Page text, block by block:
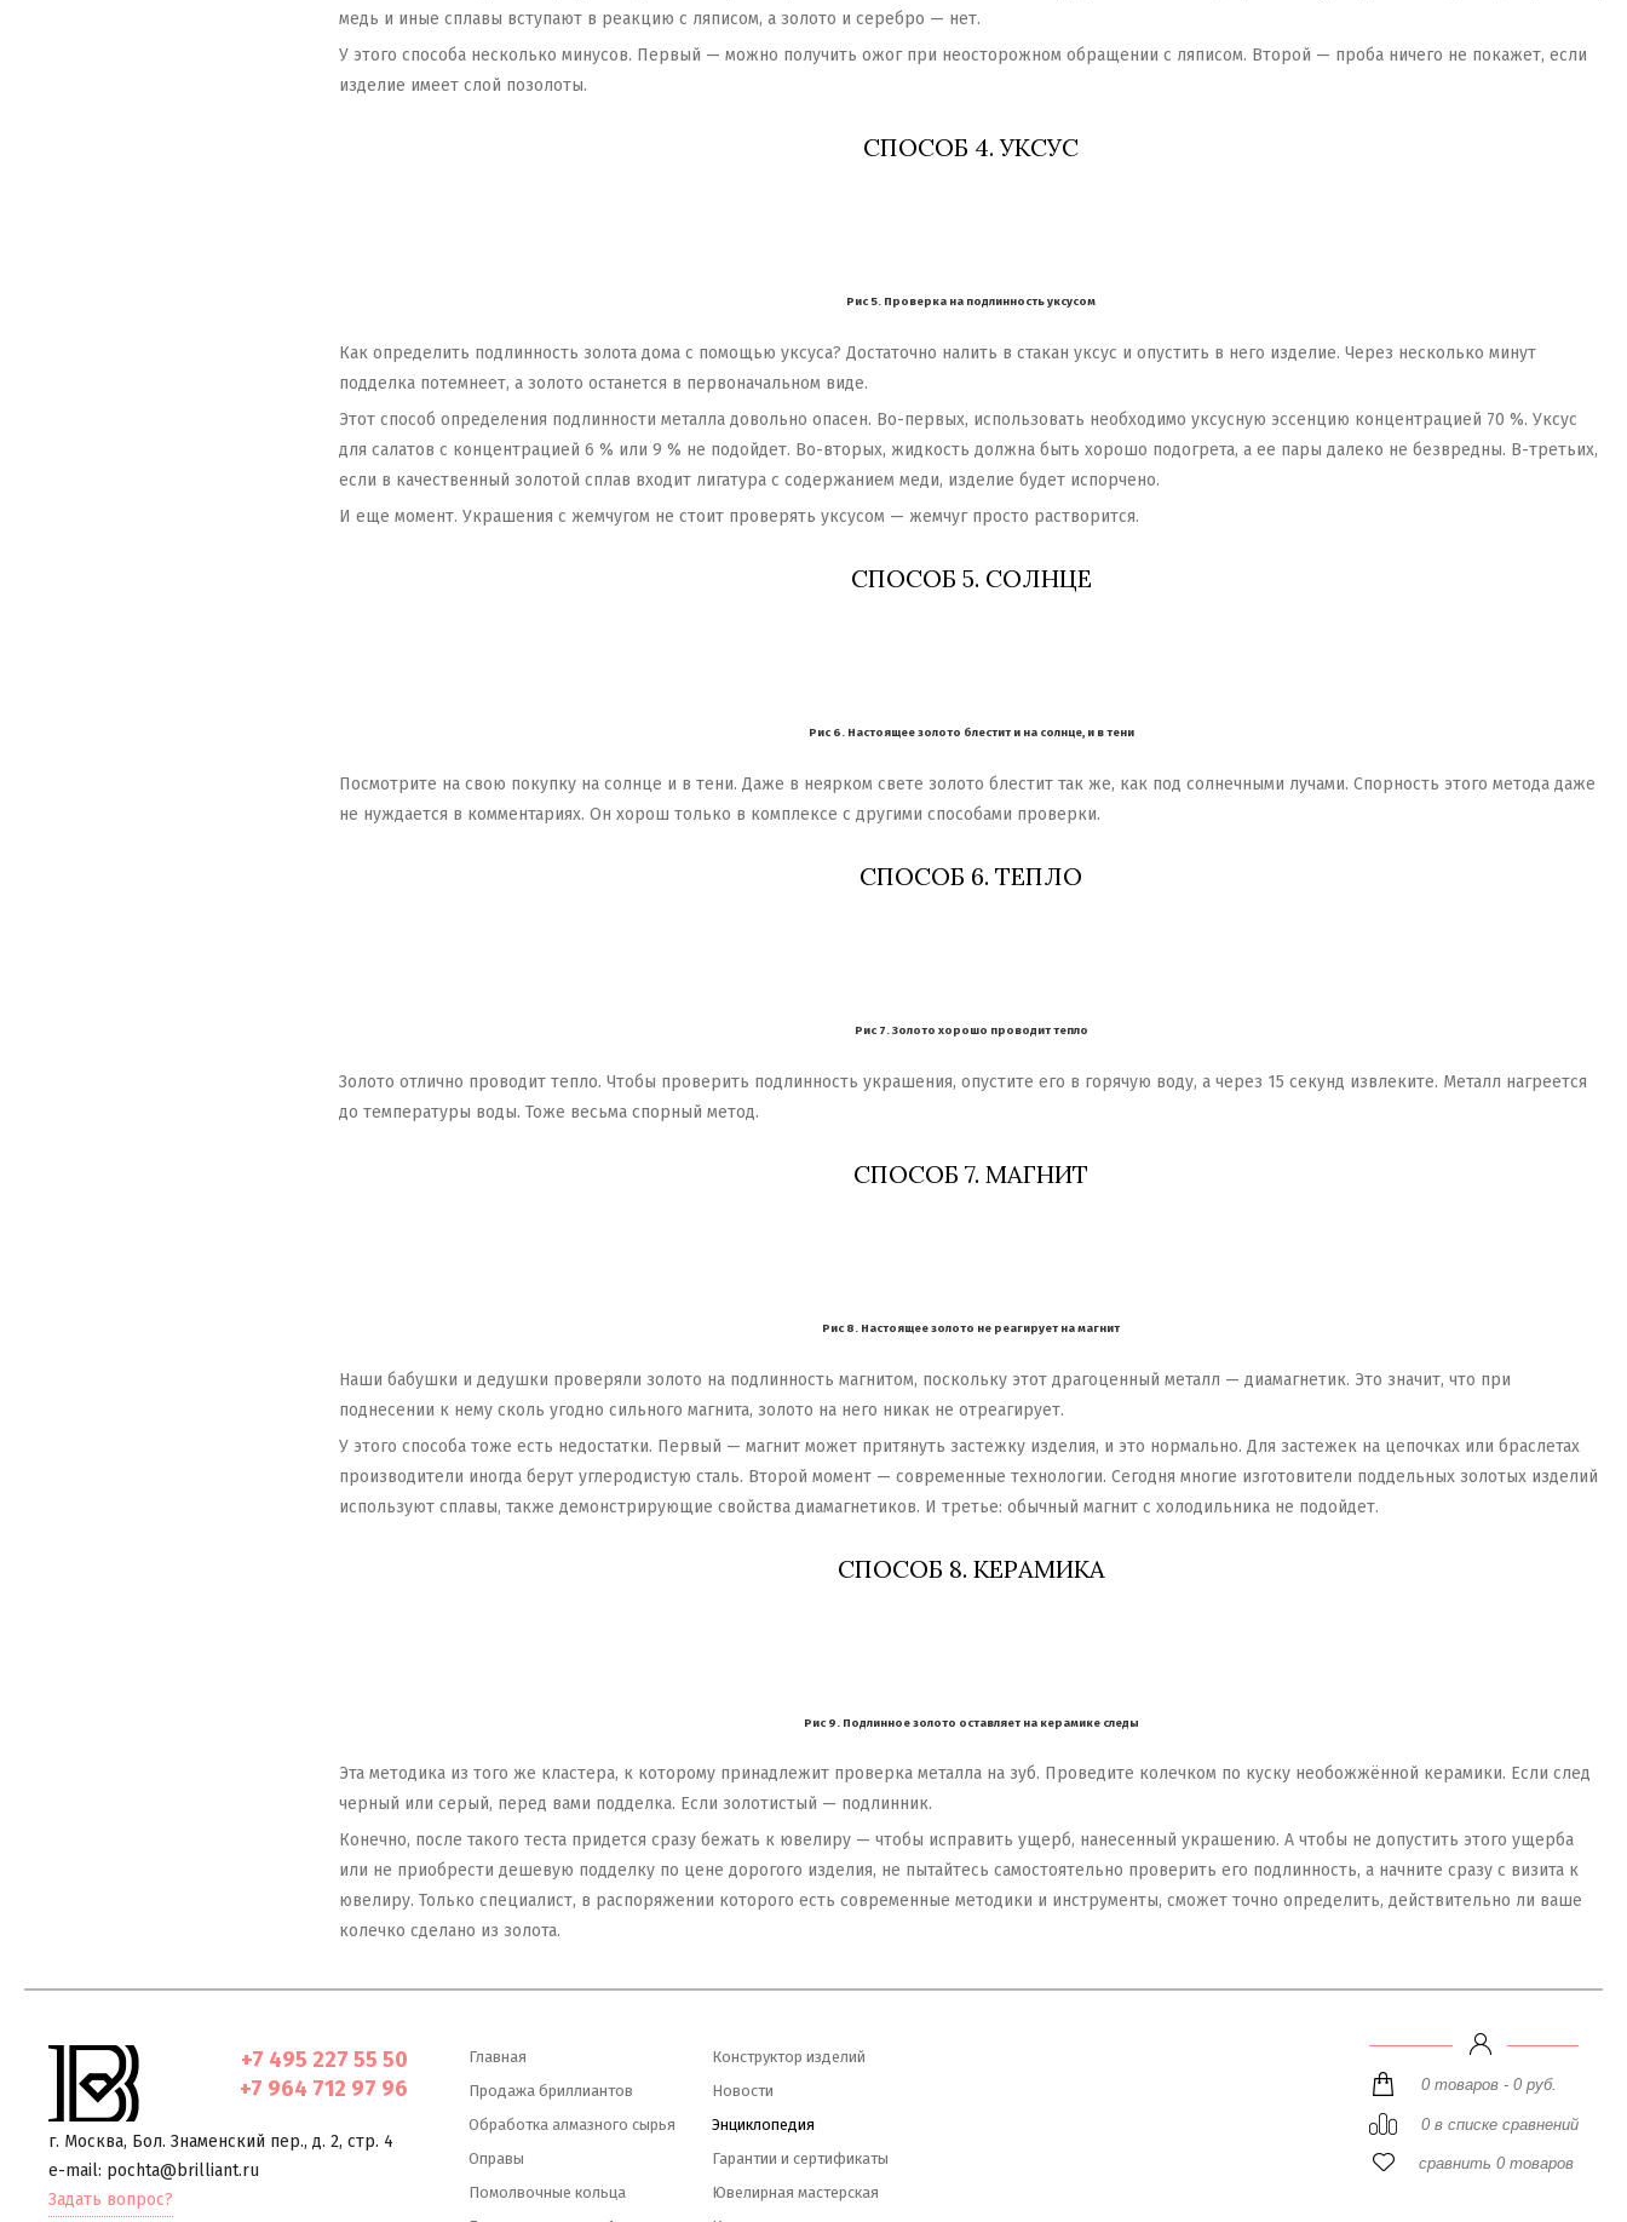
медь и иные сплавы вступают в реакцию с ляписом, а золото и серебро — нет.
У этого способа несколько минусов. Первый — можно получить ожог при неосторожном обращении с ляписом. Второй — проба ничего не покажет, если
изделие имеет слой позолоты.
СПОСОБ 4. УКСУС
Рис 5. Проверка на подлинность уксусом
Как определить подлинность золота дома с помощью уксуса? Достаточно налить в стакан уксус и опустить в него изделие. Через несколько минут
подделка потемнеет, а золото останется в первоначальном виде.
Этот способ определения подлинности металла довольно опасен. Во-первых, использовать необходимо уксусную эссенцию концентрацией 70 %. Уксус
для салатов с концентрацией 6 % или 9 % не подойдет. Во-вторых, жидкость должна быть хорошо подогрета, а ее пары далеко не безвредны. В-третьих,
если в качественный золотой сплав входит лигатура с содержанием меди, изделие будет испорчено.
И еще момент. Украшения с жемчугом не стоит проверять уксусом — жемчуг просто растворится.
СПОСОБ 5. СОЛНЦЕ
Рис 6. Настоящее золото блестит и на солнце, и в тени
Посмотрите на свою покупку на солнце и в тени. Даже в неярком свете золото блестит так же, как под солнечными лучами. Спорность этого метода даже
не нуждается в комментариях. Он хорош только в комплексе с другими способами проверки.
СПОСОБ 6. ТЕПЛО
Рис 7. Золото хорошо проводит тепло
Золото отлично проводит тепло. Чтобы проверить подлинность украшения, опустите его в горячую воду, а через 15 секунд извлеките. Металл нагреется
до температуры воды. Тоже весьма спорный метод.
СПОСОБ 7. МАГНИТ
Рис 8. Настоящее золото не реагирует на магнит
Наши бабушки и дедушки проверяли золото на подлинность магнитом, поскольку этот драгоценный металл — диамагнетик. Это значит, что при
поднесении к нему сколь угодно сильного магнита, золото на него никак не отреагирует.
У этого способа тоже есть недостатки. Первый — магнит может притянуть застежку изделия, и это нормально. Для застежек на цепочках или браслетах
производители иногда берут углеродистую сталь. Второй момент — современные технологии. Сегодня многие изготовители поддельных золотых изделий
используют сплавы, также демонстрирующие свойства диамагнетиков. И третье: обычный магнит с холодильника не подойдет.
СПОСОБ 8. КЕРАМИКА
Рис 9. Подлинное золото оставляет на керамике следы
Эта методика из того же кластера, к которому принадлежит проверка металла на зуб. Проведите колечком по куску необожжённой керамики. Если след
черный или серый, перед вами подделка. Если золотистый — подлинник.
Конечно, после такого теста придется сразу бежать к ювелиру — чтобы исправить ущерб, нанесенный украшению. А чтобы не допустить этого ущерба
или не приобрести дешевую подделку по цене дорогого изделия, не пытайтесь самостоятельно проверить его подлинность, а начните сразу с визита к
ювелиру. Только специалист, в распоряжении которого есть современные методики и инструменты, сможет точно определить, действительно ли ваше
колечко сделано из золота.
+7 495 227 55 50
+7 964 712 97 96
г. Москва, Бол. Знаменский пер., д. 2, стр. 4
e-mail: pochta@brilliant.ru
Задать вопрос?
Главная
Продажа бриллиантов
Обработка алмазного сырья
Оправы
Помолвочные кольца
Конструктор изделий
Новости
Энциклопедия
Гарантии и сертификаты
Ювелирная мастерская
0 товаров - 0 руб.
0 в списке сравнений
сравнить 0 товаров